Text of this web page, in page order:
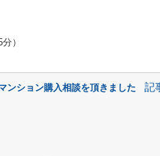
）
ンション購入相談を頂きました 記